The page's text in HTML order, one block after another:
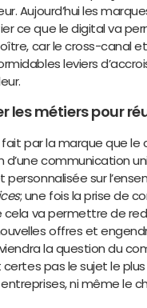
Aujourd’hui les
ce que le digital va
car le cross-canal
leviers
les métiers pour
par la marque que le
d’une communication
sur
; une fois la prise de
cela va permettre de
offres et
la question du
certes pas le sujet le
ni même le